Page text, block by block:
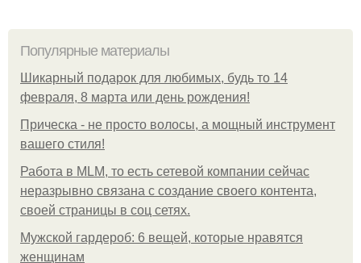
Популярные материалы
Шикарный подарок для любимых, будь то 14
февраля, 8 марта или день рождения!
Прическа - не просто волосы, а мощный инструмент
вашего стиля!
Работа в MLM, то есть сетевой компании сейчас
неразрывно связана с создание своего контента,
своей страницы в соц сетях.
Мужской гардероб: 6 вещей, которые нравятся
женщинам